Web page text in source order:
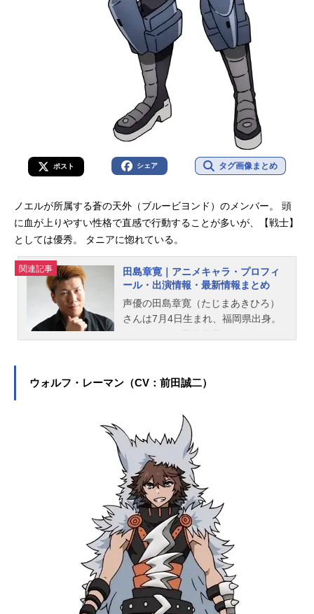
ポスト シェア タグ画像まとめ
ノエルが所属する蒼の天外（ブルービヨンド）のメンバー。 頭
に血が上りやすい性格で直感で行動することが多いが、【戦士】
としては優秀。 タニアに惚れている。
関連記事
田島章寛｜アニメキャラ・プロフィ
ール・出演情報・最新情報まとめ
声優の田島章寛（たじまあきひろ）
さんは7月4日生まれ、福岡県出身。
ウォルフ・レーマン（CV：前田誠二）